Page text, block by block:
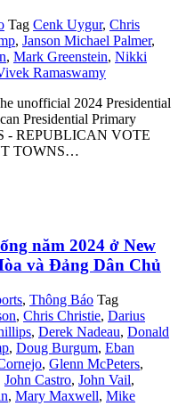
Tag Cenk Uygur, Chris
, Janson Michael Palmer,
, Mark Greenstein, Nikki
Ramaswamy
unofficial 2024 Presidential
Presidential Primary
- REPUBLICAN VOTE
TOWNS…
năm 2024 ở New
và Đảng Dân Chủ
, Thông Báo Tag
, Chris Christie, Darius
, Derek Nadeau, Donald
, Doug Burgum, Eban
, Glenn McPeters,
John Castro, John Vail,
, Mary Maxwell, Mike